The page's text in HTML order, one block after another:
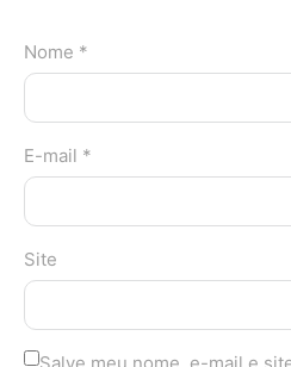
Nome *
E-mail *
Site